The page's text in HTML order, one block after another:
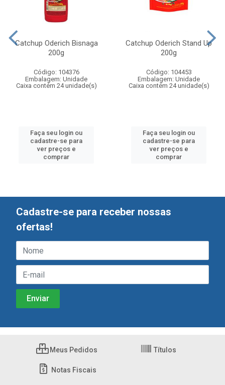
Catchup Oderich Bisnaga
200g
Código: 104376
Embalagem: Unidade
Caixa contém 24 unidade(s)
Faça seu login ou
cadastre-se para
ver preços e
comprar
Catchup Oderich Stand Up
200g
Código: 104453
Embalagem: Unidade
Caixa contém 24 unidade(s)
Faça seu login ou
cadastre-se para
ver preços e
comprar
Cadastre-se para receber nossas
ofertas!
Meus Pedidos Títulos
Notas Fiscais